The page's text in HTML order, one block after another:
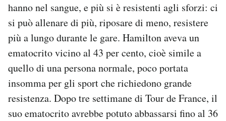
hanno nel sangue, e più si è resistenti agli sforzi: ci
si può allenare di più, riposare di meno, resistere
più a lungo durante le gare. Hamilton aveva un
ematocrito vicino al 43 per cento, cioè simile a
quello di una persona normale, poco portata
insomma per gli sport che richiedono grande
resistenza. Dopo tre settimane di Tour de France, il
suo ematocrito avrebbe potuto abbassarsi fino al 36